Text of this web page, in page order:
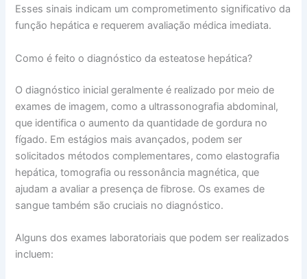
Esses sinais indicam um comprometimento significativo da
função hepática e requerem avaliação médica imediata.
Como é feito o diagnóstico da esteatose hepática?
O diagnóstico inicial geralmente é realizado por meio de
exames de imagem, como a ultrassonografia abdominal,
que identifica o aumento da quantidade de gordura no
fígado. Em estágios mais avançados, podem ser
solicitados métodos complementares, como elastografia
hepática, tomografia ou ressonância magnética, que
ajudam a avaliar a presença de fibrose. Os exames de
sangue também são cruciais no diagnóstico.
Alguns dos exames laboratoriais que podem ser realizados
incluem: